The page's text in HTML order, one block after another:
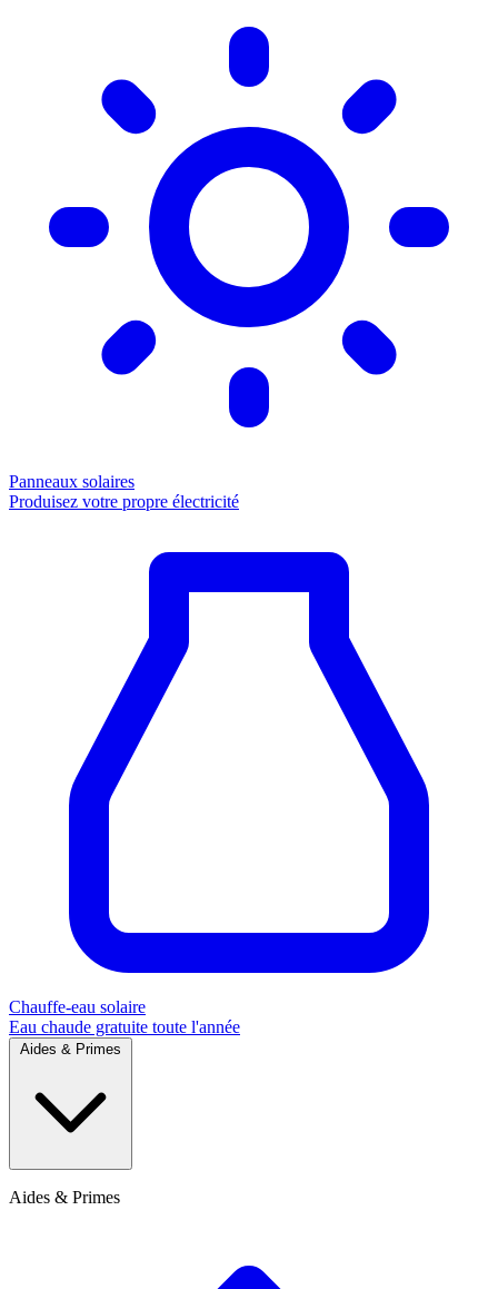
Panneaux solaires
Produisez votre propre électricité
Chauffe-eau solaire
Eau chaude gratuite toute l'année
Aides & Primes